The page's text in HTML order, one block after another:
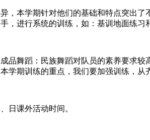
，本学期针对他们的基础和特点突出
，进行系统的训练，如：基训地面练
品舞蹈：民族舞蹈对队员的素养要求
学期训练的重点，我们要加强训练，从
日课外活动时间。